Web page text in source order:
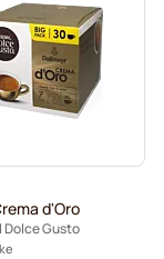
d'Oro
Dolce Gusto